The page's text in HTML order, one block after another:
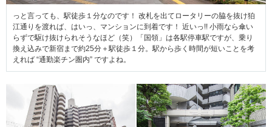
っと言っても、駅徒歩１分なのです！ 改札を出てロータリーの脇を抜け狛
江通りを渡れば、はいっ、マンションに到着です！ 近いっ!! 小雨なら傘い
らずで駆け抜けられそうなほど（笑）「国領」は各駅停車駅ですが、乗り
換え込みで新宿まで約25分＋駅徒歩１分。駅から歩く時間が短いことを考
えれば “通勤楽チン圏内” ですよね。